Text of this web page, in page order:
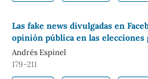
Las fake news divulgadas en
opinión pública en las elecciones
Andrés Espinel
179-211